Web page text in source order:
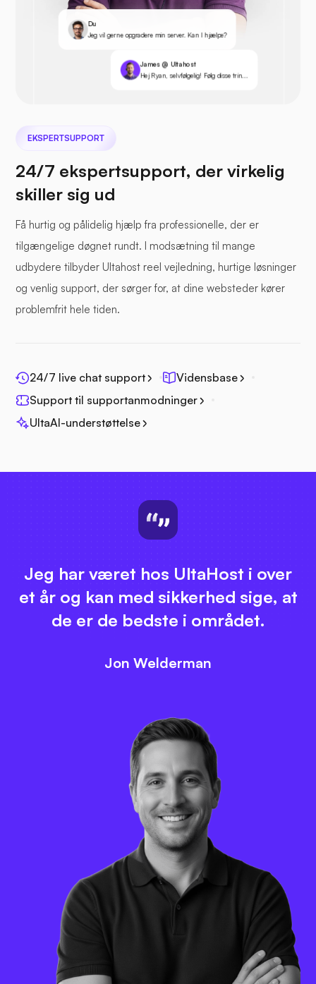
Du
Jeg vil gerne opgradere min server. Kan I hjælpe?
James @ Ultahost
Hej Ryan, selvfølgelig! Følg disse trin...
EKSPERTSUPPORT
24/7 ekspertsupport, der virkelig
skiller sig ud
Få hurtig og pålidelig hjælp fra professionelle, der er
tilgængelige døgnet rundt. I modsætning til mange
udbydere tilbyder Ultahost reel vejledning, hurtige løsninger
og venlig support, der sørger for, at dine websteder kører
problemfrit hele tiden.
24/7 live chat support
Vidensbase
Support til supportanmodninger
UltaAI-understøttelse
Jeg har været hos UltaHost i over
et år og kan med sikkerhed sige, at
de er de bedste i området.
Jon Welderman